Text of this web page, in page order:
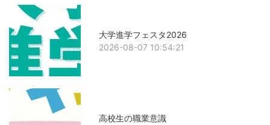
大学進学フェスタ2026
2026-08-07 10:54:21
高校生の職業意識